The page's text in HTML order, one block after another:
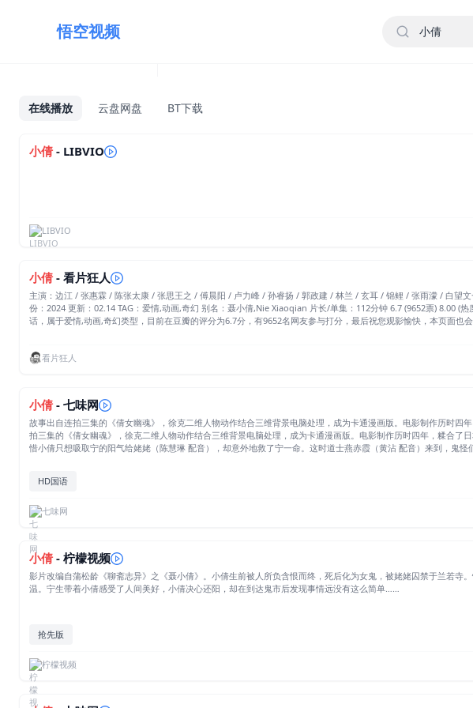
悟空视频
在线播放 云盘网盘 BT下载
小倩- LIBVIO
LIBVIO
小倩- 看片狂人
主演：边江 / 张惠霖 / 陈张太康 / 张思王之 / 傅晨阳 / 卢力峰 / 孙睿扬 / 郭政建 / 林兰 / 玄耳 / 锦鲤 / 张雨濛 / 白望文一 / 徐燕 导演：毛启超 编剧：毛启超 / 陈金鹏 / 李朋宵 / 黄科憬 / 刘枭羽 / 林增雨 / 王诚 / 叶翔 分类：爱情片
份：2024 更新：02.14 TAG：爱情,动画,奇幻 别名：聂小倩,Nie Xiaoqian 片长/单集：112分钟 6.7 (9652票) 8.00 (热度:0.31) 简介：看片狂人(www.kpkuang.com)为您奉上中国大陆电影《小倩》的免费在线观看，《小倩》是对白语言为汉语普通
话，属于爱情,动画,奇幻类型，目前在豆瓣的评分为6.7分，有9652名网友参与打分，最后祝您观影愉快，本页面也会及时添加或更新本片（剧）的最新播放
看片狂人
小倩- 七味网
故事出自连拍三集的《倩女幽魂》，徐克二维人物动作结合三维背景电脑处理，成为卡通漫画版。电影制作历时
拍三集的《倩女幽魂》，徐克二维人物动作结合三维背景电脑处理，成为卡通漫画版。电影制作历时四年，糅合
惜小倩只想吸取宁的阳气给姥姥（陈慧琳 配音），却意外地救了宁一命。这时道士燕赤霞（黄沾 配音）来到，鬼
HD国语
七味网
小倩- 柠檬视频
影片改编自蒲松龄《聊斋志异》之《聂小倩》。小倩生前被人所负含恨而终，死后化为女鬼，被姥姥囚禁于兰若
温。宁生带着小倩感受了人间美好，小倩决心还阳，却在到达鬼市后发现事情远没有这么简单……
抢先版
柠檬视频